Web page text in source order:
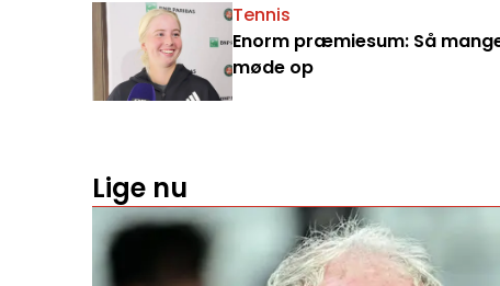
Tennis
Enorm præmiesum: Så
møde op
Lige nu